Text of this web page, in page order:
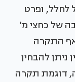
לחלל, ופרט
של כחצי מ'
התקרה
ניתן להבחין
דוגמת תקרה